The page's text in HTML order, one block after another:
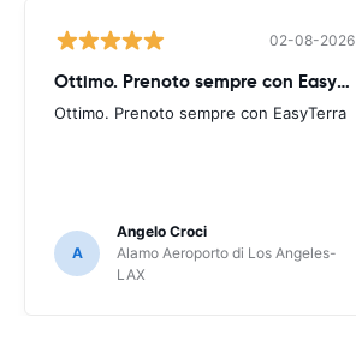
02-08-2026
Ottimo. Prenoto sempre con EasyTerra
Ottimo. Prenoto sempre con EasyTerra
A
Angelo Croci
Alamo Aeroporto di Los Angeles-
LAX